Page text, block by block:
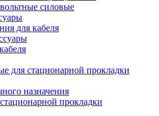
силовые
для кабеля
для стационарной прокладки
назначения
прокладки